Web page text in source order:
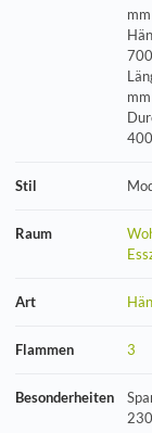
Stil
Raum
Art
Flammen 3
Besonderheiten